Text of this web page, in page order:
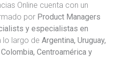
Online cuenta con un
por Product Managers
y especialistas en
largo de Argentina, Uruguay,
Centroamérica y